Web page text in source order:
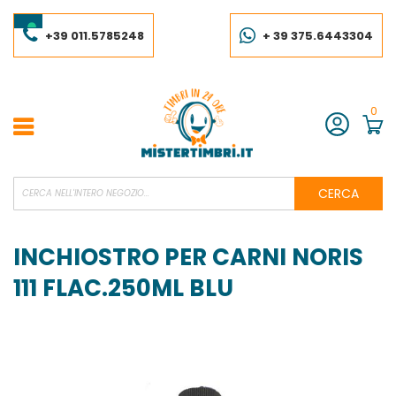
al
contenuto+39 011.5785248 + 39 375.6443304
Account
0
CERCA
INCHIOSTRO PER CARNI NORIS
111 FLAC.250ML BLU